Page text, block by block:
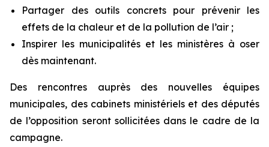
Partager des outils concrets pour prévenir les
effets de la chaleur et de la pollution de l’air ;
Inspirer les municipalités et les ministères à oser
dès maintenant.
Des rencontres auprès des nouvelles équipes
municipales, des cabinets ministériels et des députés
de l’opposition seront sollicitées dans le cadre de la
campagne.